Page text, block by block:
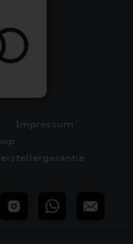
Impressum
InstagramWhatsApp
E-